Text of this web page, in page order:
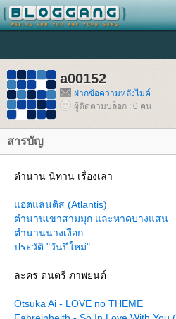
a00152
ฝากข้อความหลังไมค์
ผู้ติดตามบล็อก : 0 คน
สารบัญ
ตำนาน นิทาน เรื่องเล่า
อตแลนติส (Atlantis)
ตำนานเขาสามมุก และหาดบางแสน
ตำนานนางเงือก
ประวัติ "วันปีใหม่"
ละคร ดนตรี ภาพยนต์
Otsuka Ai - LOVE no THEME